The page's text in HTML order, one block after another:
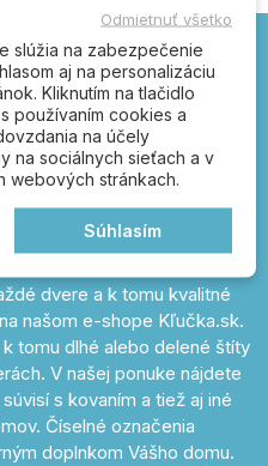
schránky, FAB,
vešiaky, úchytky a
dvere a k tomu kvalitné
našom e-shope Kľučka.sk.
tomu dlhé alebo delené štíty
V našej ponuke nájdete
s kovaním a tiež aj iné
Číselné označenia
doplnkom Vášho domu.
Odmietnuť všetko
slúžia na zabezpečenie
aj na personalizáciu
Kliknutím na tlačidlo
s používaním cookies a
na účely
na sociálnych sieťach a v
webových stránkach.
Súhlasím